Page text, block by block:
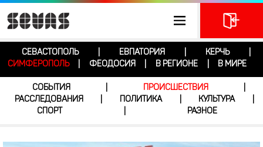
СЕВАСТОПОЛЬ ЕВПАТОРИЯ КЕРЧЬ
СИМФЕРОПОЛЬ
ФЕОДОСИЯ В РЕГИОНЕ В МИРЕ
СОБЫТИЯ ПРОИСШЕСТВИЯ
РАССЛЕДОВАНИЯ
ПОЛИТИКА КУЛЬТУРА
СПОРТ
РАЗНОЕ